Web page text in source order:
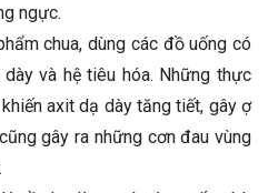
ngực.
chua, dùng các đồ uống có
và hệ tiêu hóa. Những thực
axit dạ dày tăng tiết, gây ợ
gây ra những cơn đau vùng